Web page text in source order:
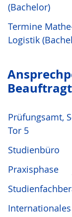
(Bachelor)
Termine
Logistik
Prüfungsamt,
Tor 5
Studienbüro
Praxisphase